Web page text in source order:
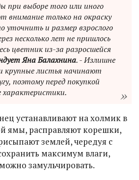
при выборе того или иного
внимание только на окраску
уточнить и размер взрослого
несколько лет не пришлось
цветник из-за разросшейся
Яна Балахнина. - Излишне
крупные листья начинают
поэтому перед покупкой
характеристики.
устанавливают на холмик в
ямы, расправляют корешки,
землей, чередуя с
максимум влаги,
замульчировать.